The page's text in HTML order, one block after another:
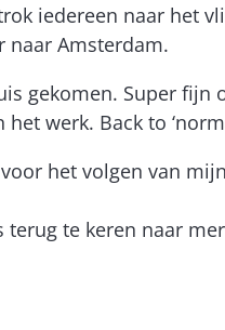
iedereen naar het
naar Amsterdam.
gekomen. Super fijn
het werk. Back to
het volgen van
terug te keren naar